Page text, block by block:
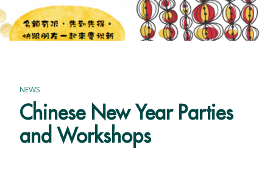
NEWS
Chinese New Year Parties
and Workshops